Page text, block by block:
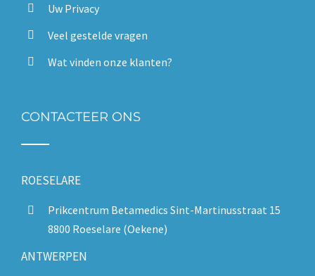
Uw Privacy
Veel gestelde vragen
Wat vinden onze klanten?
CONTACTEER ONS
ROESELARE
Prikcentrum Betamedics Sint-Martinusstraat 15
8800 Roeselare (Oekene)
ANTWERPEN